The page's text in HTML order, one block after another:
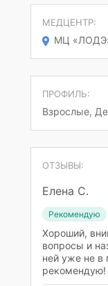
МЕДЦЕНТР:
МЦ
ПРОФИЛЬ:
Взрослые,
ОТЗЫВЫ:
Елена С.
Рекомендую
Хороший,
вопросы и
ней уже не в
рекомендую!